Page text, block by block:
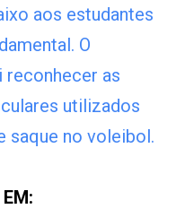
aos estudantes
O
as
utilizados
saque no voleibol.